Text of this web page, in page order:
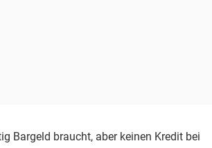
Bargeld braucht, aber keinen Kredit bei